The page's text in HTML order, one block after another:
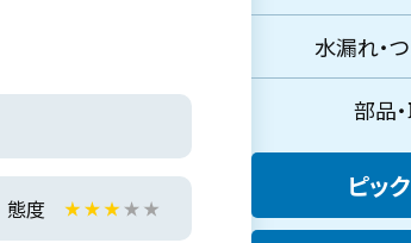
態度
水漏れ・
部品
ピッ